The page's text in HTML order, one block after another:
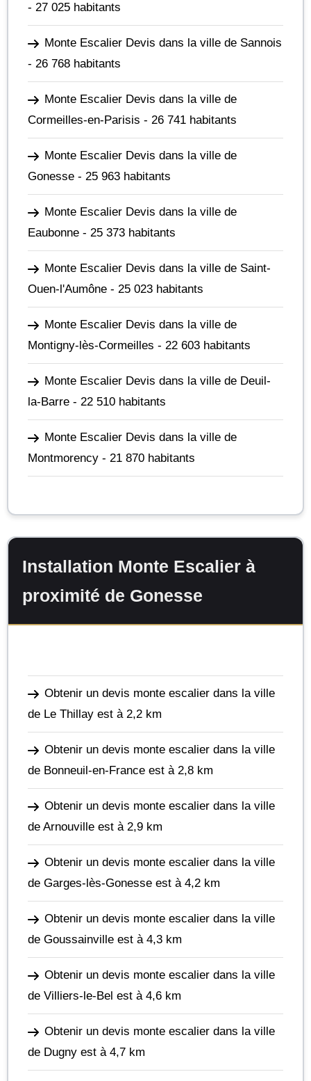
- 27 025 habitants
Monte Escalier Devis dans la ville de Sannois
- 26 768 habitants
Monte Escalier Devis dans la ville de
Cormeilles-en-Parisis - 26 741 habitants
Monte Escalier Devis dans la ville de
Gonesse - 25 963 habitants
Monte Escalier Devis dans la ville de
Eaubonne - 25 373 habitants
Monte Escalier Devis dans la ville de Saint-
Ouen-l'Aumône - 25 023 habitants
Monte Escalier Devis dans la ville de
Montigny-lès-Cormeilles - 22 603 habitants
Monte Escalier Devis dans la ville de Deuil-
la-Barre - 22 510 habitants
Monte Escalier Devis dans la ville de
Montmorency - 21 870 habitants
Installation Monte Escalier à
proximité de Gonesse
Obtenir un devis monte escalier dans la ville
de Le Thillay est à 2,2 km
Obtenir un devis monte escalier dans la ville
de Bonneuil-en-France est à 2,8 km
Obtenir un devis monte escalier dans la ville
de Arnouville est à 2,9 km
Obtenir un devis monte escalier dans la ville
de Garges-lès-Gonesse est à 4,2 km
Obtenir un devis monte escalier dans la ville
de Goussainville est à 4,3 km
Obtenir un devis monte escalier dans la ville
de Villiers-le-Bel est à 4,6 km
Obtenir un devis monte escalier dans la ville
de Dugny est à 4,7 km